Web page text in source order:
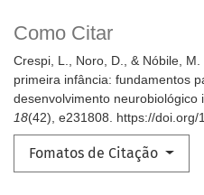
Como Citar
Crespi, L., Noro, D., & Nóbile,
primeira infância: fundamentos
desenvolvimento neurobiológico
18(42), e231808. https://doi.org/
Fomatos de Citação